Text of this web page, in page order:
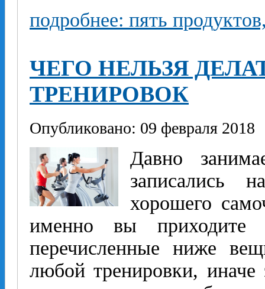
подробнее: пять
ЧЕГО НЕЛЬЗЯ
ТРЕНИРОВОК
Опубликовано: 09 февраля 2018
Давно
записались
хорошего
именно вы
перечисленные ниже
любой тренировки,